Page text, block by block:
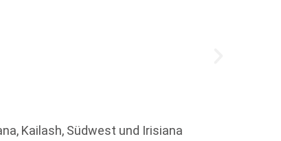
Kailash, Südwest und Irisiana